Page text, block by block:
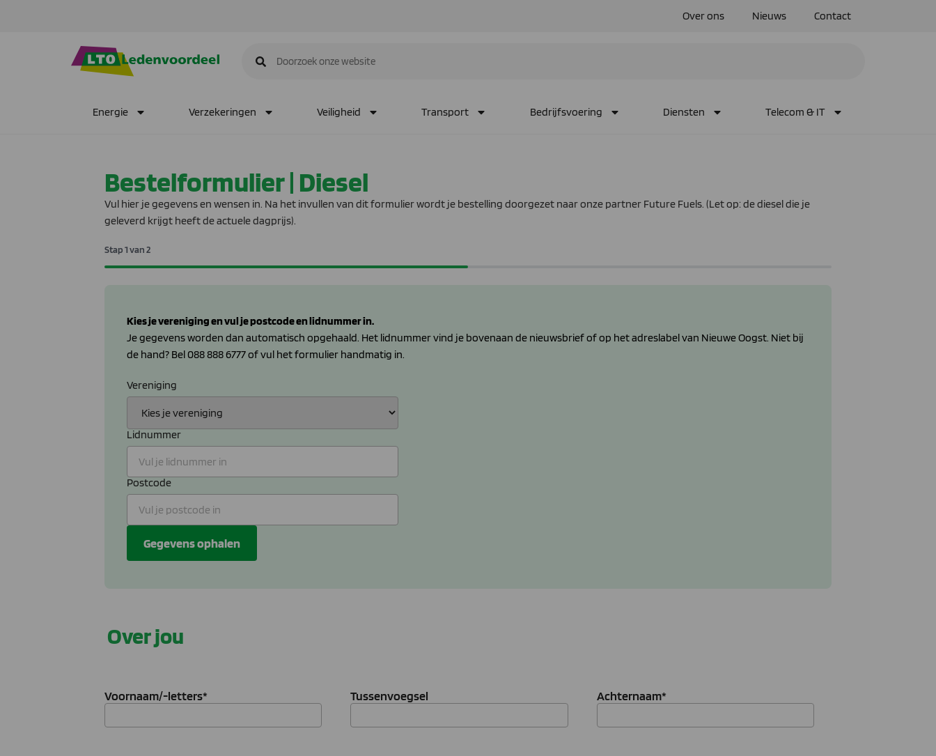
Over ons Nieuws Contact
Energie Verzekeringen Veiligheid Transport Bedrijfsvoering Diensten Telecom & IT
Bestelformulier | Diesel
Vul hier je gegevens en wensen in. Na het invullen van dit formulier wordt je bestelling doorgezet naar onze partner Future Fuels. (Let op: de diesel die je
geleverd krijgt heeft de actuele dagprijs).
Stap1van2
Kies je vereniging en vul je postcode en lidnummer in.
Je gegevens worden dan automatisch opgehaald. Het lidnummer vind je bovenaan de nieuwsbrief of op het adreslabel van Nieuwe Oogst. Niet bij
de hand? Bel 088 888 6777 of vul het formulier handmatig in.
Vereniging
Lidnummer
Postcode
Gegevens ophalen
Over jou
Voornaam/-letters* Tussenvoegsel Achternaam*